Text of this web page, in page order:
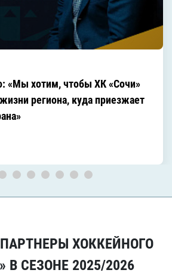
«Мы хотим, чтобы ХК «Сочи»
региона, куда приезжает
ХОККЕЙНОГО
В СЕЗОНЕ 2025/2026